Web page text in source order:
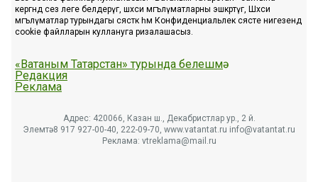
кергәндә сез әлеге белдерүгә, шәхси мәгълүматларны эшкәртүгә, Шәхси
мәгълүматлар турындагы сәясәткә һәм Конфиденциальлек сәясәте нигезендә
cookie файлларын куллануга ризалашасыз.
«Ватаным Татарстан» турында белешмә
Редакция
Реклама
Адрес: 420066, Казан ш., Декабристлар ур., 2 й.
Элемтә: 8 917 927-00-40, 222-09-70, www.vatantat.ru info@vatantat.ru
Реклама: vtreklama@mail.ru